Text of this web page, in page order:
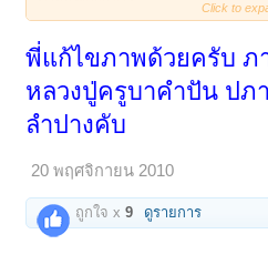
หลวงปูพันธ์ ปภากโร เกจิดังเมืองขอนแก่
อาวาสวัดศรีชมบาล บ้านม่วงโป้ง ต.สาว
แล้ววันอังคารที่ 16 พ.ย.ที่ผ่านมา ด้วยวัย
เข้ารักษาตัวที่โรงพยาบาลศรีนครินทร์ ด้
ศพไปจนถึงวันที่ 21 พ.ย.นี้จากนั้นจะเก็บศ
สำหรับประวัติหลวงปู่พันธ์ อุปสมบทเมื่ออ
อ.เมือง จ.ขอนแก่น จากนั้นได้ออกศึกษาธ
Click to
พี่แก้ไขภาพด้วยครับ ภ
หลวงปู่ครูบาคำปัน ปภ
ลำปางคับ
20 พฤศจิกายน 2010
ถูกใจ x9 ดูรายการ